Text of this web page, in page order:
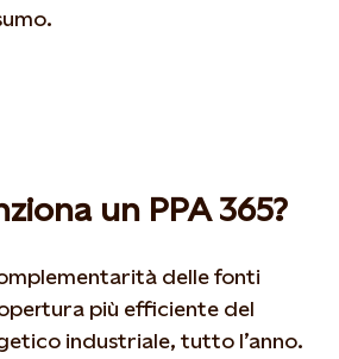
un PPA 365?
delle fonti
più efficiente del
industriale, tutto l’anno.